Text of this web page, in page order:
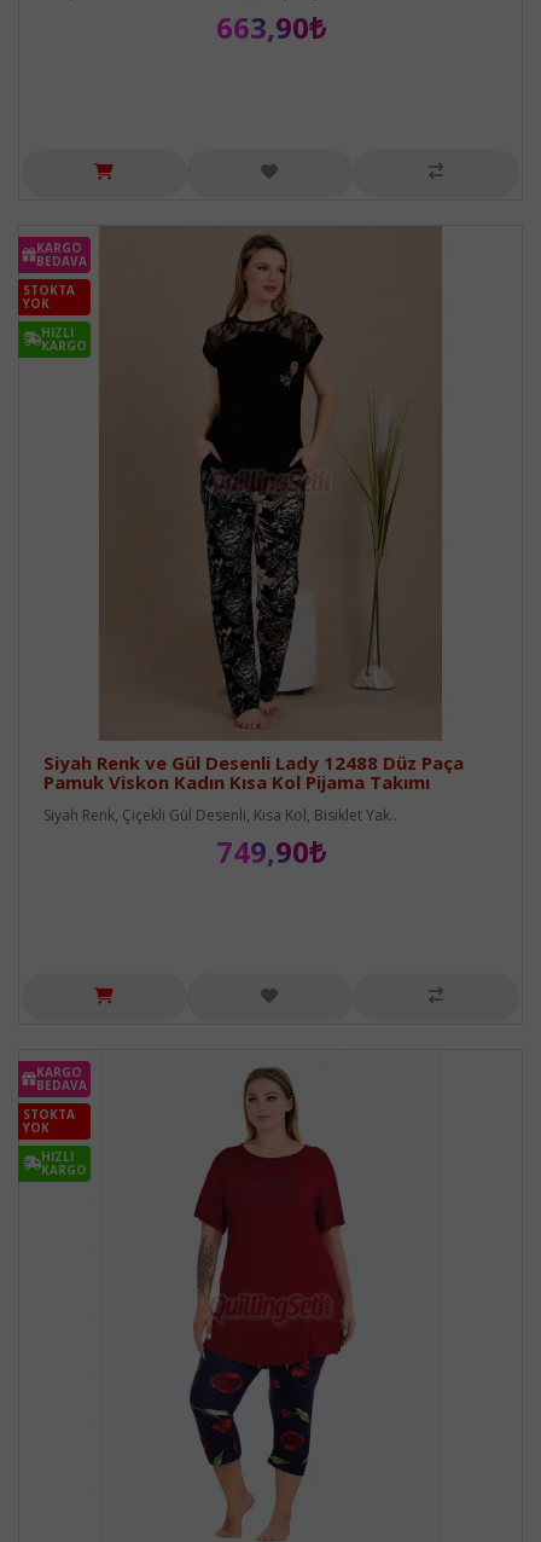
663,90₺
KARGO
BEDAVA
STOKTA
YOK
HIZLI
KARGO
Siyah Renk ve Gül Desenli Lady 12488 Düz Paça
Pamuk Viskon Kadın Kısa Kol Pijama Takımı
Siyah Renk, Çiçekli Gül Desenli, Kısa Kol, Bisiklet Yak..
749,90₺
KARGO
BEDAVA
STOKTA
YOK
HIZLI
KARGO